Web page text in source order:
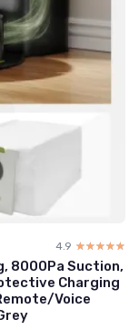
4.9 ☆☆☆☆☆
★★★★★
8000Pa Suction,
Charging
Voice